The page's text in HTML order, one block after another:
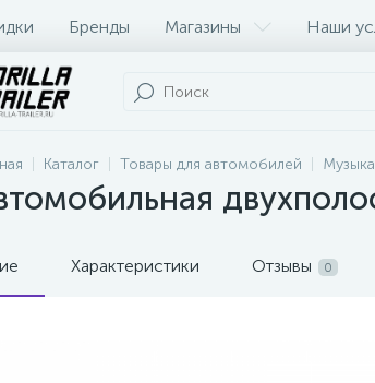
Бренды Магазины Наши
Контакты
Каталог Товары для автомобилей
Характеристики Отзывы 0